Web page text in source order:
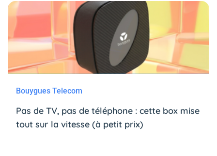
Bouygues Telecom
Pas de TV, pas de téléphone : cette box mise
tout sur la vitesse (à petit prix)